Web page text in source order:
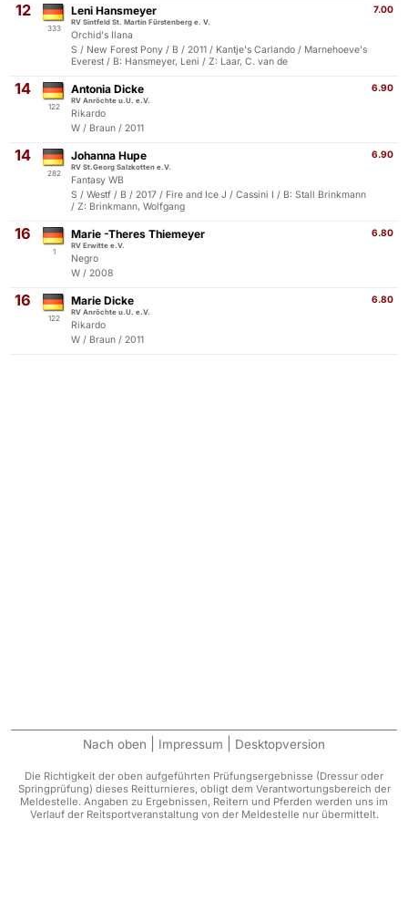
12
333
7.00
Leni Hansmeyer
RV Sintfeld St. Martin Fürstenberg e. V.
Orchid's Ilana
S / New Forest Pony / B / 2011 / Kantje's Carlando / Marnehoeve's
Everest / B: Hansmeyer, Leni / Z: Laar, C. van de
14
122
6.90
Antonia Dicke
RV Anröchte u.U. e.V.
Rikardo
W / Braun / 2011
14
282
6.90
Johanna Hupe
RV St.Georg Salzkotten e.V.
Fantasy WB
S / Westf / B / 2017 / Fire and Ice J / Cassini I / B: Stall Brinkmann
/ Z: Brinkmann, Wolfgang
16
1
6.80
Marie -Theres Thiemeyer
RV Erwitte e.V.
Negro
W / 2008
16
122
6.80
Marie Dicke
RV Anröchte u.U. e.V.
Rikardo
W / Braun / 2011
Nach oben Impressum Desktopversion
Die Richtigkeit der oben aufgeführten Prüfungsergebnisse (Dressur oder
Springprüfung) dieses Reitturnieres, obligt dem Verantwortungsbereich der
Meldestelle. Angaben zu Ergebnissen, Reitern und Pferden werden uns im
Verlauf der Reitsportveranstaltung von der Meldestelle nur übermittelt.